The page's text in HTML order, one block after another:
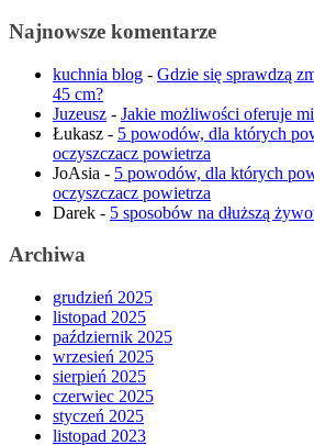
Najnowsze komentarze
kuchnia blog - Gdzie się sprawdzą
45 cm?
Juzeusz - Jakie możliwości oferuje
Łukasz - 5 powodów, dla których
oczyszczacz powietrza
JoAsia - 5 powodów, dla których
oczyszczacz powietrza
Darek - 5 sposobów na dłuższą
Archiwa
grudzień 2025
listopad 2025
październik 2025
wrzesień 2025
sierpień 2025
czerwiec 2025
styczeń 2025
listopad 2023